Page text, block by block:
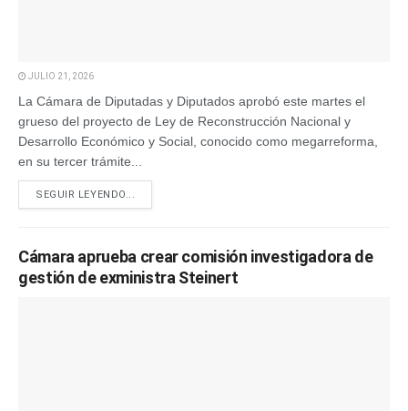
JULIO 21, 2026
La Cámara de Diputadas y Diputados aprobó este martes el
grueso del proyecto de Ley de Reconstrucción Nacional y
Desarrollo Económico y Social, conocido como megarreforma,
en su tercer trámite...
SEGUIR LEYENDO...
Cámara aprueba crear comisión investigadora de
gestión de exministra Steinert